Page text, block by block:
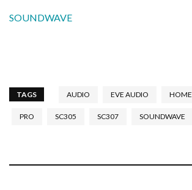
SOUNDWAVE
TAGS AUDIO EVE AUDIO HOME
PRO SC305 SC307 SOUNDWAVE